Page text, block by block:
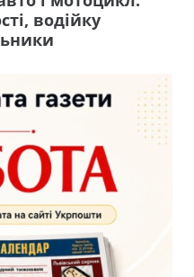
водійку